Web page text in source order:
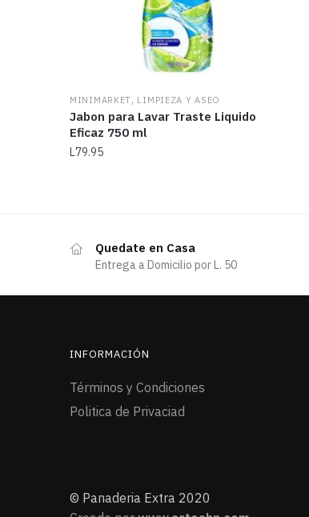
MINIMARKET, LIMPIEZA Y ASEO
Jabon para Lavar Traste Liquido
Eficaz 750 ml
L79.95
Quedate en Casa
Entrega a Domicilio por L. 50
INFORMACIÓN
Términos y Condiciones
Politica de Privaciad
© Panaderia Extra 2020